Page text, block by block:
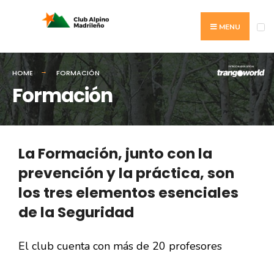
MENU
HOME FORMACIÓN
Formación
La Formación, junto con la
prevención y la práctica, son
los tres elementos esenciales
de la Seguridad
El club cuenta con más de 20 profesores